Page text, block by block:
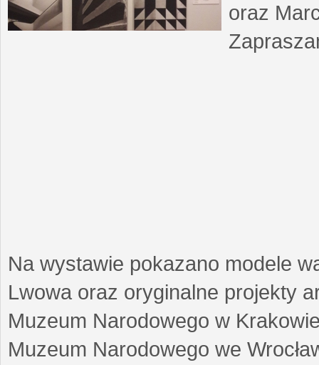
oraz
Na wystawie pokazano modele
Lwowa oraz oryginalne projekty
Muzeum Narodowego w
Muzeum Narodowego we